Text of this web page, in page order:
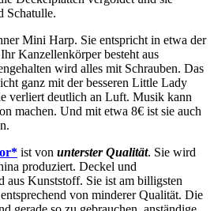
Schatulle.
Mini Harp. Sie entspricht in etwa der
Kanzellenkörper besteht aus
wird alles mit Schrauben. Das
ganz mit der besseren Little Lady
verliert deutlich an Luft. Musik kann
machen. Und mit etwa 8€ ist sie auch
ist von unterster Qualität. Sie wird
produziert. Deckel und
aus Kunststoff. Sie ist am billigsten
von minderer Qualität. Die